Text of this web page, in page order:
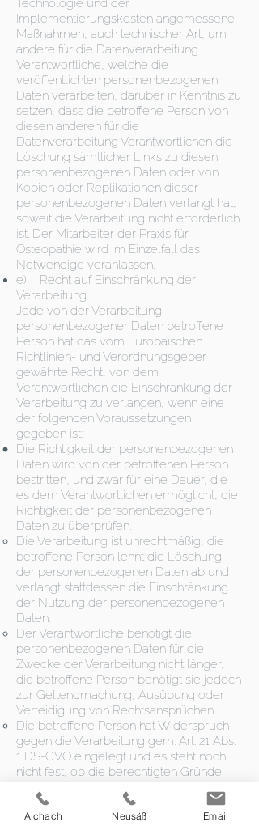
Technologie und der
Implementierungskosten angemessene
Maßnahmen, auch technischer Art, um
andere für die Datenverarbeitung
Verantwortliche, welche die
veröffentlichten personenbezogenen
Daten verarbeiten, darüber in Kenntnis zu
setzen, dass die betroffene Person von
diesen anderen für die
Datenverarbeitung Verantwortlichen die
Löschung sämtlicher Links zu diesen
personenbezogenen Daten oder von
Kopien oder Replikationen dieser
personenbezogenen Daten verlangt hat,
soweit die Verarbeitung nicht erforderlich
ist. Der Mitarbeiter der Praxis für
Osteopathie wird im Einzelfall das
Notwendige veranlassen.
e) Recht auf Einschränkung der
Verarbeitung
Jede von der Verarbeitung
personenbezogener Daten betroffene
Person hat das vom Europäischen
Richtlinien- und Verordnungsgeber
gewährte Recht, von dem
Verantwortlichen die Einschränkung der
Verarbeitung zu verlangen, wenn eine
der folgenden Voraussetzungen
gegeben ist:
Die Richtigkeit der personenbezogenen
Daten wird von der betroffenen Person
bestritten, und zwar für eine Dauer, die
es dem Verantwortlichen ermöglicht, die
Richtigkeit der personenbezogenen
Daten zu überprüfen.
Die Verarbeitung ist unrechtmäßig, die
betroffene Person lehnt die Löschung
der personenbezogenen Daten ab und
verlangt stattdessen die Einschränkung
der Nutzung der personenbezogenen
Daten.
Der Verantwortliche benötigt die
personenbezogenen Daten für die
Zwecke der Verarbeitung nicht länger,
die betroffene Person benötigt sie jedoch
zur Geltendmachung, Ausübung oder
Verteidigung von Rechtsansprüchen.
Die betroffene Person hat Widerspruch
gegen die Verarbeitung gem. Art. 21 Abs.
1 DS-GVO eingelegt und es steht noch
nicht fest, ob die berechtigten Gründe
des Verantwortlichen gegenüber denen
der betroffenen Person überwiegen.
Sofern eine der oben genannten
Aichach Neusäß Email